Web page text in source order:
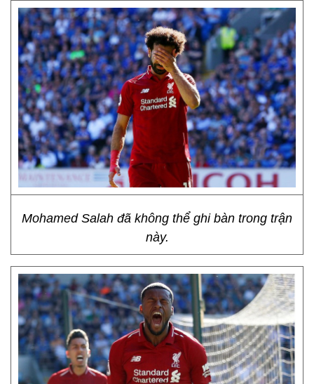
Mohamed Salah đã không thể ghi bàn trong trận
này.